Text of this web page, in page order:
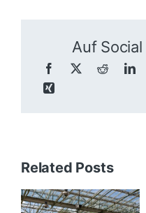
Auf
Related Posts